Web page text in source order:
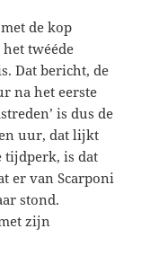
de kop
twééde
Dat bericht, de
na het eerste
is dus de
uur, dat lijkt
tijdperk, is dat
er van Scarponi
stond.
zijn